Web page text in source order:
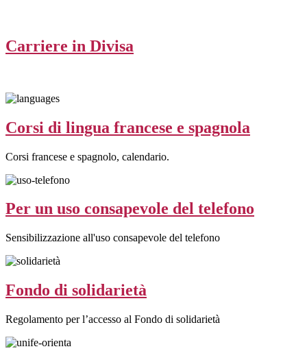
Carriere in Divisa
Corsi di lingua francese e spagnola
Corsi francese e spagnolo, calendario.
Per un uso consapevole del telefono
Sensibilizzazione all'uso consapevole del telefono
Fondo di solidarietà
Regolamento per l’accesso al Fondo di solidarietà